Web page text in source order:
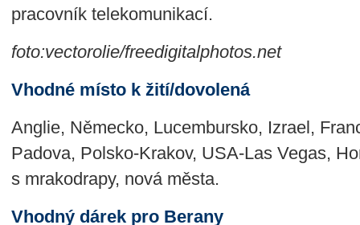
pracovník telekomunikací.
foto:vectorolie/freedigitalphotos.net
Vhodné místo k žití/dovolená
Anglie, Německo, Lucembursko, Izrael,
Padova, Polsko-Krakov, USA-Las Vegas,
s mrakodrapy, nová města.
Vhodný dárek pro Berany